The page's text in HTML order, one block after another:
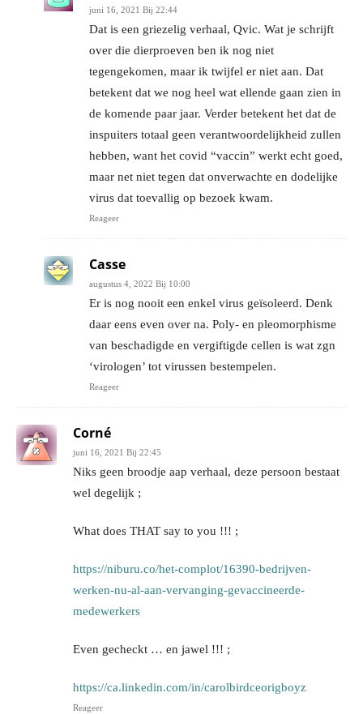
juni 16, 2021 Bij 22:44
Dat is een griezelig verhaal, Qvic. Wat je schrijft
over die dierproeven ben ik nog niet
tegengekomen, maar ik twijfel er niet aan. Dat
betekent dat we nog heel wat ellende gaan zien in
de komende paar jaar. Verder betekent het dat de
inspuiters totaal geen verantwoordelijkheid zullen
hebben, want het covid “vaccin” werkt echt goed,
maar net niet tegen dat onverwachte en dodelijke
virus dat toevallig op bezoek kwam.
Reageer
Casse
augustus 4, 2022 Bij 10:00
Er is nog nooit een enkel virus geïsoleerd. Denk
daar eens even over na. Poly- en pleomorphisme
van beschadigde en vergiftigde cellen is wat zgn
‘virologen’ tot virussen bestempelen.
Reageer
Corné
juni 16, 2021 Bij 22:45
Niks geen broodje aap verhaal, deze persoon bestaat
wel degelijk ;
What does THAT say to you !!! ;
https://niburu.co/het-complot/16390-bedrijven-
werken-nu-al-aan-vervanging-gevaccineerde-
medewerkers
Even gecheckt … en jawel !!! ;
https://ca.linkedin.com/in/carolbirdceorigboyz
Reageer